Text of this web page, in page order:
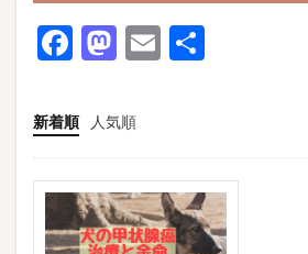
F
e
b
o
o
M
to
d
o
n
E
l
新着順 人気順